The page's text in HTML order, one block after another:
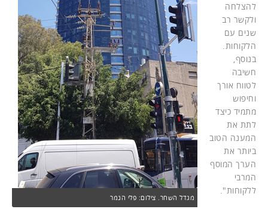
מגדל השחר. צילום: פלי הנמר
להצלחה
ולקשר רב
שנים עם
הלקוחות.
בנוסף,
חשיבה
לטווח אורך
וחיפוש
מתמיד כיצד
לתת את
המענה הטוב
ביותר את
הערך המוסף
המרבי
ללקוחות".